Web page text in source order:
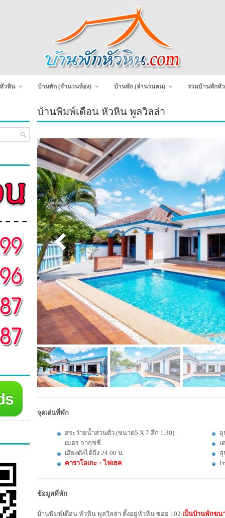
วหิน บ้านพัก (จำนวนห้อง) บ้านพัก (จำนวนคน) รวมบ้านพักหั
บ้านพิมพ์เดือน หัวหิน พูลวิลล่า
จุดเด่นที่พัก
สระว่ายน้ำส่วนตัว (ขนาด5 X 7 ลึก 1.30)
เมตร จากุชชี่
เสียงดังได้ถึง 24.00 น.
คาราโอเกะ + ไฟเธค
เ
สุ
ข้อมูลที่พัก
บ้านพิมพ์เดือน หัวหิน พูลวิลล่า ตั้งอยู่หัวหิน ซอย 102 เป็นบ้านพักขน